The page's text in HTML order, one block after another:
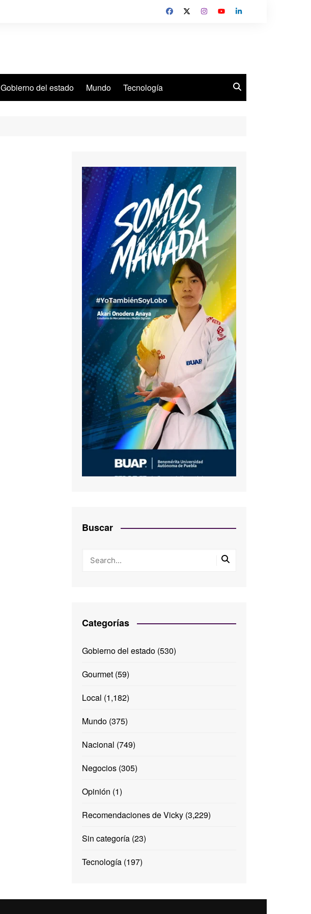
Gobierno del estado Mundo Tecnología
Buscar
Categorías
Gobierno del estado(530)
Gourmet(59)
Local (1,182)
Mundo(375)
Nacional (749)
Negocios(305)
Opinión (1)
Recomendaciones de Vicky(3,229)
Sin categoría(23)
Tecnología(197)